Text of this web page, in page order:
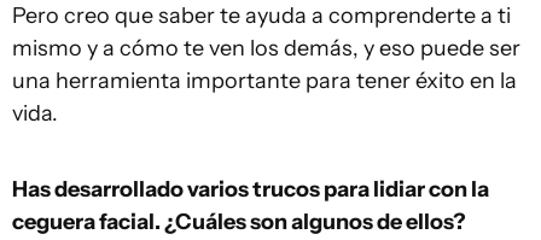
Pero creo que saber te ayuda a comprenderte a ti
mismo y a cómo te ven los demás, y eso puede ser
una herramienta importante para tener éxito en la
vida.
Has desarrollado varios trucos para lidiar con la
ceguera facial. ¿Cuáles son algunos de ellos?